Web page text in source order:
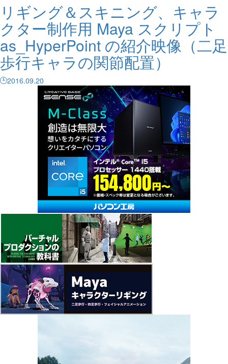
リギング＆スキニング、キャラ
クター制作用 Maya スクリプト
as_HyperPoint の紹介映像（二足
歩行キャラの関節配置）
2016.09.20